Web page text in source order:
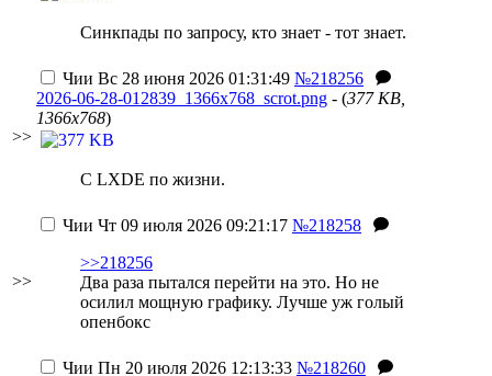
Синкпады по запросу, кто знает - тот знает.
>>
Чии Вс 28 июня 2026 01:31:49 №218256
2026-06-28-012839_1366x768_scrot.png - (377 KB,
1366x768)
С LXDE по жизни.
>>
Чии Чт 09 июля 2026 09:21:17 №218258
>>218256
Два раза пытался перейти на это. Но не
осилил мощную графику. Лучше уж голый
опенбокс
Чии Пн 20 июля 2026 12:13:33 №218260